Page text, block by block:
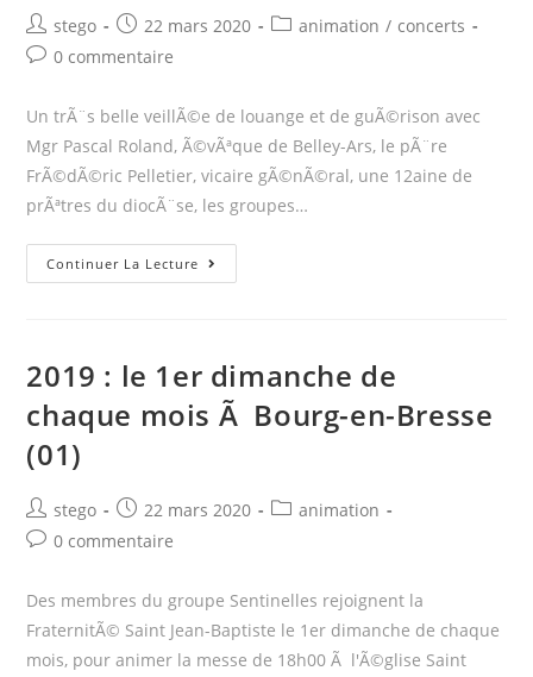
Post
author:
stego
Post
published:
22 mars 2020
Postanimation / concerts
Post0 commentaire
Un trÃ¨s belle veillÃ©e de louange et de guÃ©rison avec
Mgr Pascal Roland, Ã©vÃªque de Belley-Ars, le pÃ¨re
FrÃ©dÃ©ric Pelletier, vicaire gÃ©nÃ©ral, une 12aine de
prÃªtres du diocÃ¨se, les groupes…
Continuer La Lecture
15/11/19
d’Ars
(01)
2019 : le 1er dimanche de
chaque mois Ã Bourg-en-Bresse
(01)
Post
author:
stego
Post
published:
22 mars 2020
Postanimation
Post0 commentaire
Des membres du groupe Sentinelles rejoignent la
FraternitÃ© Saint Jean-Baptiste le 1er dimanche de chaque
mois, pour animer la messe de 18h00 Ã l'Ã©glise Saint